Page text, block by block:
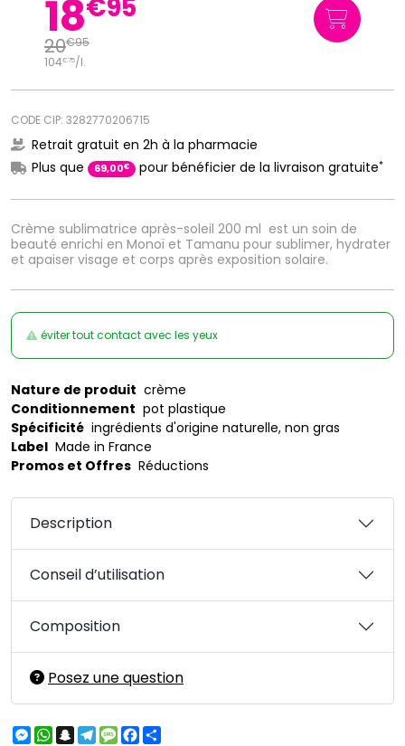
Crème sublimatrice après-soleil 200 ml est un soin de
beauté enrichi en Monoï et Tamanu pour sublimer, hydrater
et apaiser visage et corps après exposition solaire.
18€95
20€95
104€75/l.
CODE CIP: 3282770206715
Retrait gratuit en 2h à la pharmacie
Plus que
69,00€ pour bénéficier de la livraison gratuite*
éviter tout contact avec les yeux
Nature de produit crème
Conditionnement pot plastique
Spécificité ingrédients d'origine naturelle, non gras
Label Made in France
Promos et Offres Réductions
Description
Conseil d’utilisation
Composition
Posez une question
Messenger
WhatsApp
Snapchat
Telegram
MessageFacebook